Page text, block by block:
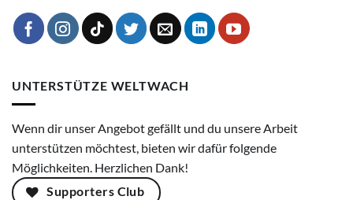
UNTERSTÜTZE WELTWACH
Wenn dir unser Angebot gefällt und du unsere Arbeit
unterstützen möchtest, bieten wir dafür folgende
Möglichkeiten. Herzlichen Dank!
Supporters Club